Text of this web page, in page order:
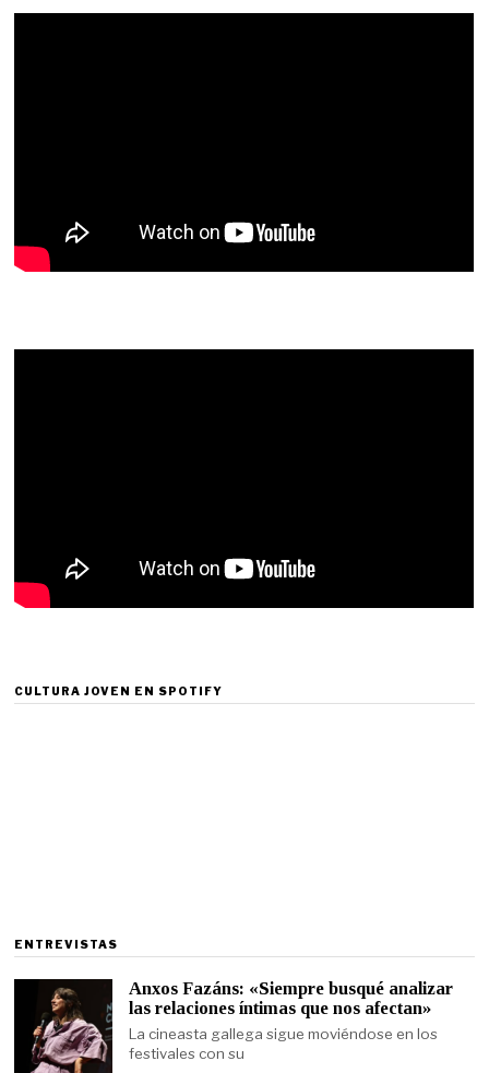
CULTURA JOVEN EN SPOTIFY
ENTREVISTAS
Anxos Fazáns: «Siempre busqué analizar
las relaciones íntimas que nos afectan»
La cineasta gallega sigue moviéndose en los
festivales con su